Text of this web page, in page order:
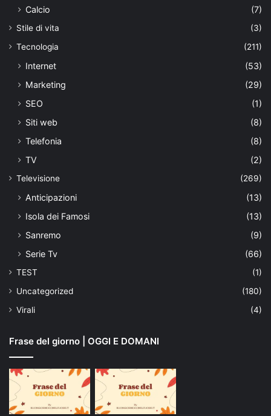
Calcio
(7)
Stile di vita
(3)
Tecnologia
(211)
Internet
(53)
Marketing
(29)
SEO
(1)
Siti web
(8)
Telefonia
(8)
TV
(2)
Televisione (269)
Anticipazioni
(13)
Isola dei Famosi
(13)
Sanremo
(9)
Serie Tv
(66)
TEST
(1)
Uncategorized
(180)
Virali
(4)
Frase del giorno | OGGI E DOMANI